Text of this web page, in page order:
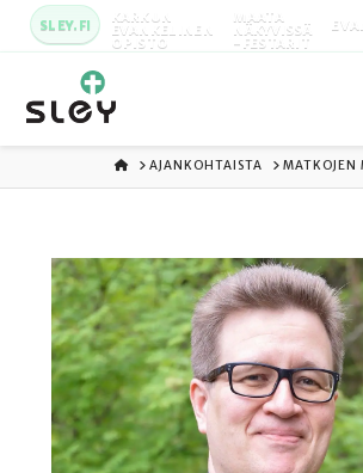
SLEY.FI KARKUN
EVANKELINEN
OPISTO
MAATA
NÄKYVISSÄ
-FESTARIT
ETUSIVU
AJANKOHTAISTA MATKOJEN